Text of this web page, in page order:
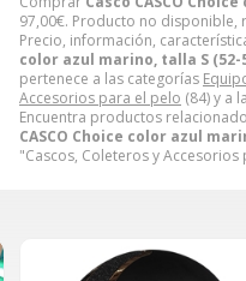
97,00€. Producto no disponible,
Precio, información,
color azul marino, talla S (52-
pertenece a las categorías
Accesorios para el pelo (84) y a
Encuentra productos
CASCO Choice color azul
"Cascos, Coleteros y Accesorios